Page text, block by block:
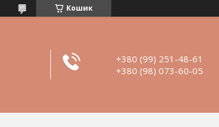
Кошик
+380 (99) 251-48-61
+380 (98) 073-60-05